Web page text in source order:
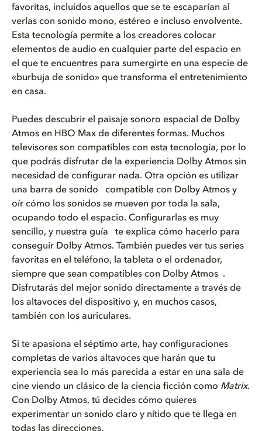
favoritas, incluidos aquellos que se te escaparían al
verlas con sonido mono, estéreo e incluso envolvente.
Esta tecnología permite a los creadores colocar
elementos de audio en cualquier parte del espacio en
el que te encuentres para sumergirte en una especie de
«burbuja de sonido» que transforma el entretenimiento
en casa.
Puedes descubrir el paisaje sonoro espacial de Dolby
Atmos en HBO Max de diferentes formas. Muchos
televisores son compatibles con esta tecnología, por lo
que podrás disfrutar de la experiencia Dolby Atmos sin
necesidad de configurar nada. Otra opción es utilizar
una barra de sonido compatible con Dolby Atmos y
oír cómo los sonidos se mueven por toda la sala,
ocupando todo el espacio. Configurarlas es muy
sencillo, y nuestra guía te explica cómo hacerlo para
conseguir Dolby Atmos. También puedes ver tus series
favoritas en el teléfono, la tableta o el ordenador,
siempre que sean compatibles con Dolby Atmos .
Disfrutarás del mejor sonido directamente a través de
los altavoces del dispositivo y, en muchos casos,
también con los auriculares.
Si te apasiona el séptimo arte, hay configuraciones
completas de varios altavoces que harán que tu
experiencia sea lo más parecida a estar en una sala de
cine viendo un clásico de la ciencia ficción como Matrix.
Con Dolby Atmos, tú decides cómo quieres
experimentar un sonido claro y nítido que te llega en
todas las direcciones.